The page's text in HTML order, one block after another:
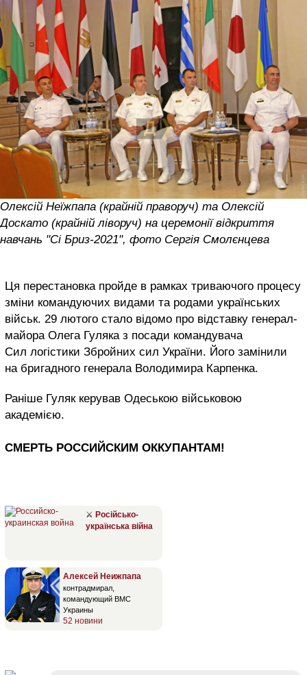
Олексій Неїжпапа (крайній праворуч) та Олексій
Доскато (крайній ліворуч) на церемонії відкриття
навчань "Сі Бриз-2021", фото Сергія Смолєнцева
Ця перестановка пройде в рамках триваючого процесу
зміни командуючих видами та родами українських
військ. 29 лютого стало відомо про відставку генерал-
майора Олега Гуляка з посади командувача
Сил логістики Збройних сил України. Його замінили
на бригадного генерала Володимира Карпенка.
Раніше Гуляк керував Одеською військовою
академією.
СМЕРТЬ РОССИЙСКИМ ОККУПАНТАМ!
⚔ Російсько-
українська війна
Алексей Неижпапа
контрадмирал,
командующий ВМС
Украины
52 новини